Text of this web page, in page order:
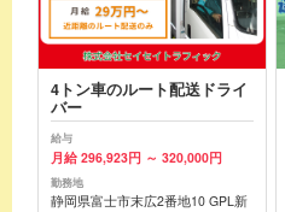
4トン車のルート配送ドライ
バー
給与
月給 296,923円 ～ 320,000円
勤務地
静岡県富士市末広2番地10 GPL新